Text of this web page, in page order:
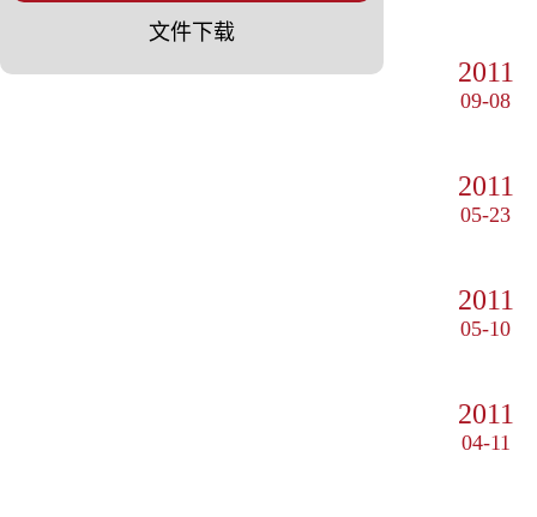
文件下载
2011
09-08
2011
05-23
2011
05-10
2011
04-11